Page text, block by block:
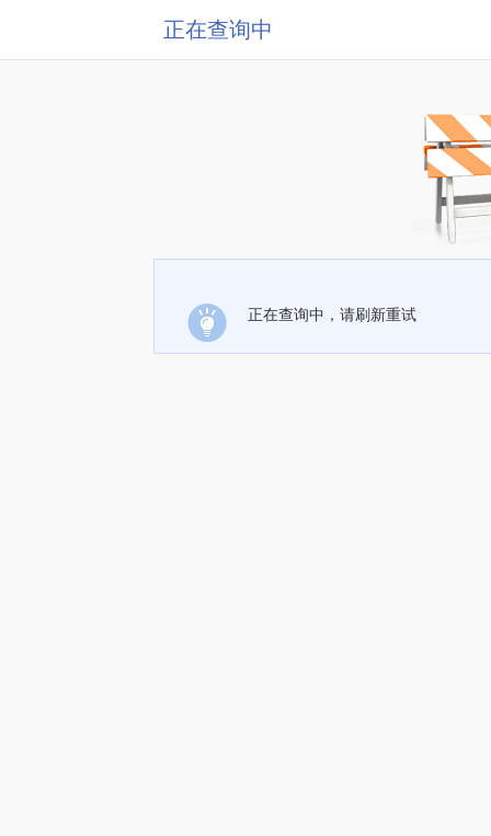
正在查询中
正在查询中，请刷新重试